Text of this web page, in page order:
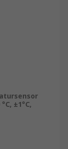
±1°C,